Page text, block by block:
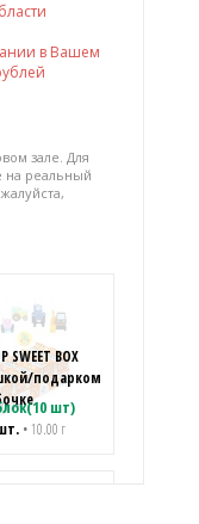
в Вашем
зале. Для
на реальный
BOX
подарком
шт)
• 10.00 г